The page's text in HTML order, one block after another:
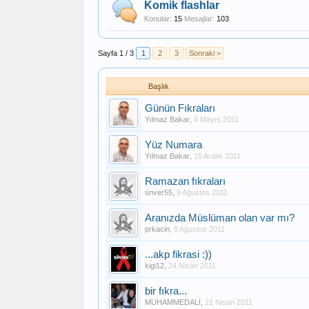
Komik flashlar
Konular: 15 Mesajlar: 103
Sayfa 1 / 3 1 2 3 Sonraki >
Başlık
Günün Fıkraları
Yılmaz Bakar 4 Mayıs 2011
Yüz Numara
Yılmaz Bakar 15 Aralık 2011
Ramazan fıkraları
ünver55 9 Ağustos 2011
Aranızda Müslüman olan var mı?
prkacin 8 Ağustos 2011
...akp fikrasi :))
kigi12 24 Nisan 2011
bir fıkra...
MUHAMMEDALİ 21 Nisan 2011